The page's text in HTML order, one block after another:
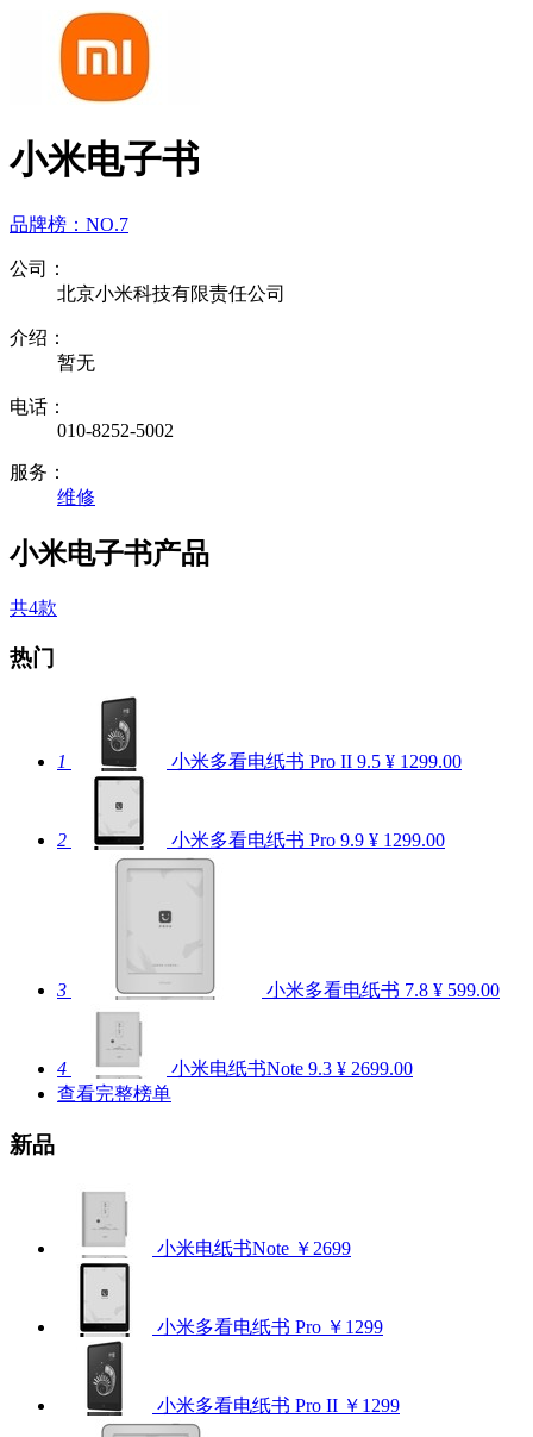
小米电子书
品牌榜： NO.7
公司：
北京小米科技有限责任公司
介绍：
暂无
电话：
010-8252-5002
服务：
维修
小米电子书产品
共4款
热门
1 小米多看电纸书 Pro II 9.5 ¥ 1299.00
2 小米多看电纸书 Pro 9.9 ¥ 1299.00
3 小米多看电纸书 7.8 ¥ 599.00
4 小米电纸书Note 9.3 ¥ 2699.00
查看完整榜单
新品
小米电纸书Note ￥2699
小米多看电纸书 Pro ￥1299
小米多看电纸书 Pro II ￥1299